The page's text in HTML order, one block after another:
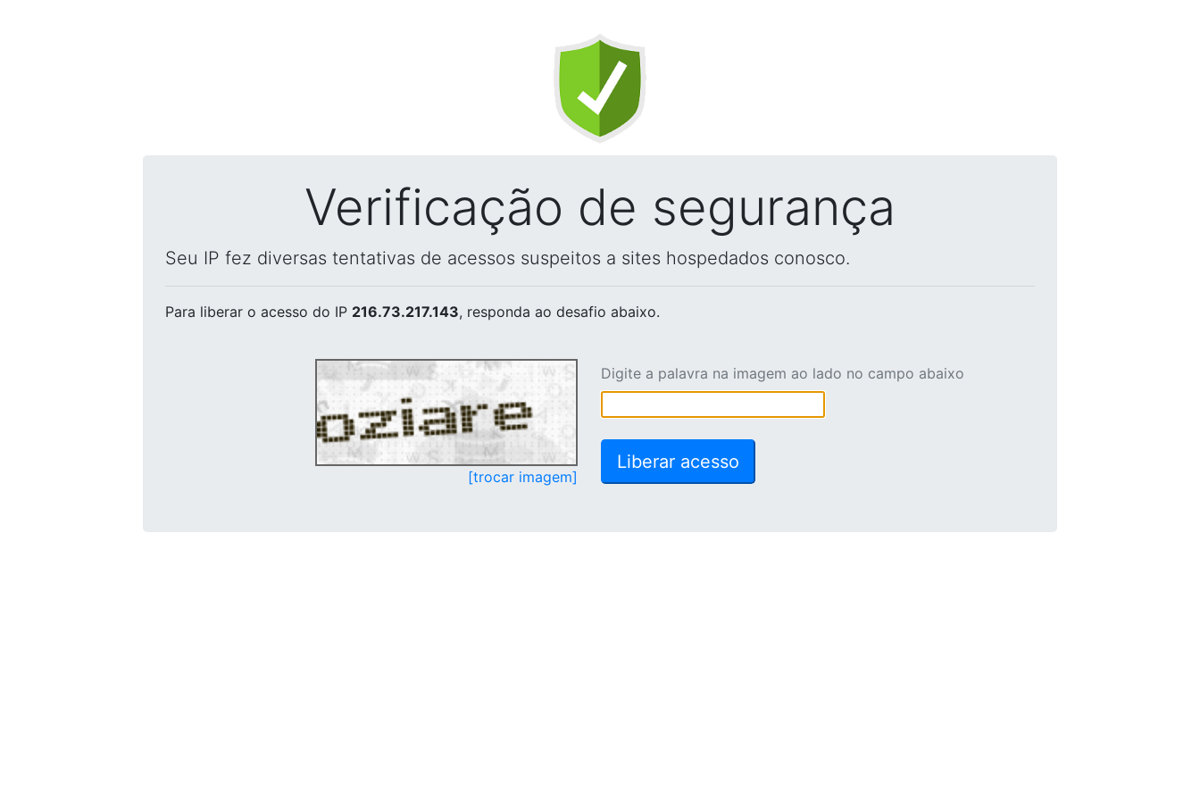
Verificação de segurança
Seu IP fez diversas tentativas de acessos suspeitos a sites hospedados conosco.
Para liberar o acesso do IP 216.73.217.143, responda ao desafio abaixo.
[trocar imagem]
Digite a palavra na imagem ao lado no campo abaixo